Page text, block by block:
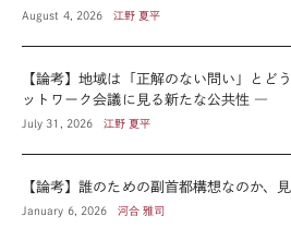
August 4, 2026 江野 夏平
【論考】地域は「正解のない問い」とど
ットワーク会議に見る新たな公共性 ―
July 31, 2026 江野 夏平
【論考】誰のための副首都構想なのか、
January 6, 2026 河合 雅司